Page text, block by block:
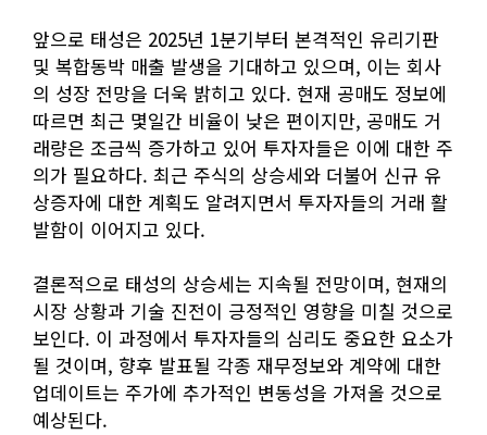
앞으로 태성은 2025년 1분기부터 본격적인 유리기판
및 복합동박 매출 발생을 기대하고 있으며, 이는 회사
의 성장 전망을 더욱 밝히고 있다. 현재 공매도 정보에
따르면 최근 몇일간 비율이 낮은 편이지만, 공매도 거
래량은 조금씩 증가하고 있어 투자자들은 이에 대한 주
의가 필요하다. 최근 주식의 상승세와 더불어 신규 유
상증자에 대한 계획도 알려지면서 투자자들의 거래 활
발함이 이어지고 있다.
결론적으로 태성의 상승세는 지속될 전망이며, 현재의
시장 상황과 기술 진전이 긍정적인 영향을 미칠 것으로
보인다. 이 과정에서 투자자들의 심리도 중요한 요소가
될 것이며, 향후 발표될 각종 재무정보와 계약에 대한
업데이트는 주가에 추가적인 변동성을 가져올 것으로
예상된다.